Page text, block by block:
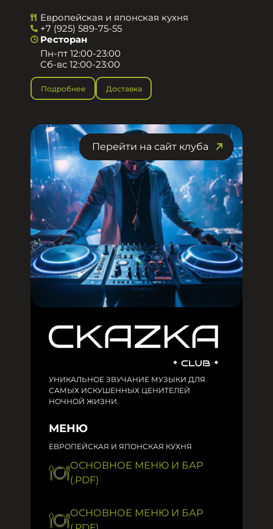
Европейская и японская кухня
+7 (925) 589-75-55
Ресторан
Пн-пт 12:00-23:00
Сб-вс 12:00-23:00
Подробнее Доставка
Перейти на сайт клуба
УНИКАЛЬНОЕ ЗВУЧАНИЕ МУЗЫКИ ДЛЯ
САМЫХ ИСКУШЕННЫХ ЦЕНИТЕЛЕЙ
НОЧНОЙ ЖИЗНИ.
МЕНЮ
ЕВРОПЕЙСКАЯ И ЯПОНСКАЯ КУХНЯ
ОСНОВНОЕ МЕНЮ И БАР
(.PDF)
ОСНОВНОЕ МЕНЮ И БАР